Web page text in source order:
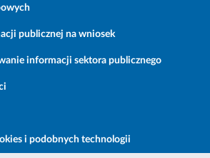
publicznej na wniosek
informacji sektora publicznego
i podobnych technologii